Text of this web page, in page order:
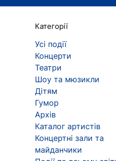
Категорії
Усі події
Концерти
Театри
Шоу та мюзикли
Дітям
Гумор
Архів
Каталог артистів
Концертні зали та
майданчики